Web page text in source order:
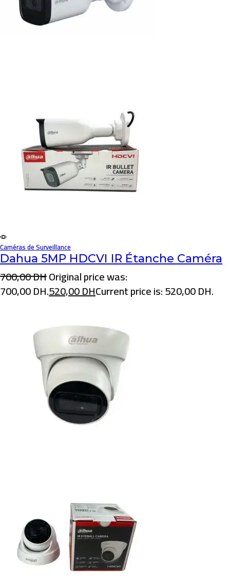
Caméras de Surveillance
Dahua 5MP HDCVI IR Étanche Caméra
700,00DHOriginal price was:
700,00 DH.520,00DHCurrent price is: 520,00 DH.